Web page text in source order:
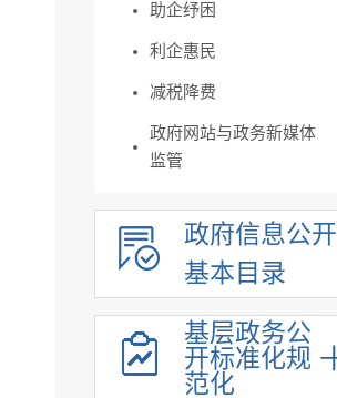
助企纾困
利企惠民
减税降费
政府网站与政务新媒体
监管
政府信息公开
基本目录
基层政务公
开标准化规
范化